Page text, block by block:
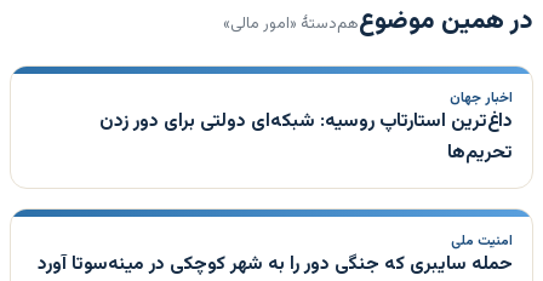
در همین موضوعهم‌دستهٔ «امور مالی»
اخبار جهان
داغ‌ترین استارتاپ روسیه: شبکه‌ای دولتی برای دور زدن
تحریم‌ها
امنیت ملی
حمله سایبری که جنگی دور را به شهر کوچکی در مینه‌سوتا آورد